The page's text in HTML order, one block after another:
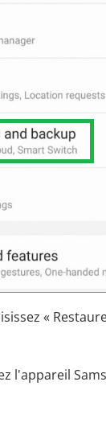
«
l'appareil